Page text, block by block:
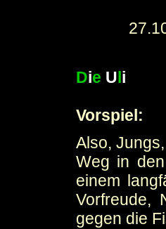
Die Uli
Vorspiel:
Also,
Weg in
einem
Vorfreude,
gegen die